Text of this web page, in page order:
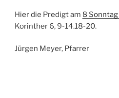
Hier die Predigt am 8
Korinther 6, 9-14.18-20.
Jürgen Meyer, Pfarrer